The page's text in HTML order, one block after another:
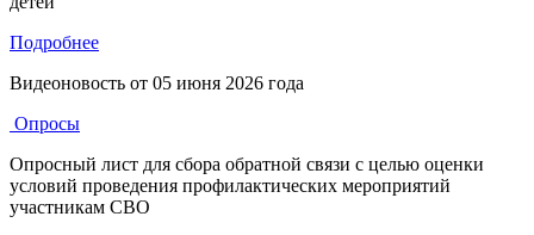
Подробнее
Видеоновость от 05 июня 2026 года
Опросы
Опросный лист для сбора обратной связи с целью оценки
условий проведения профилактических мероприятий
участникам СВО